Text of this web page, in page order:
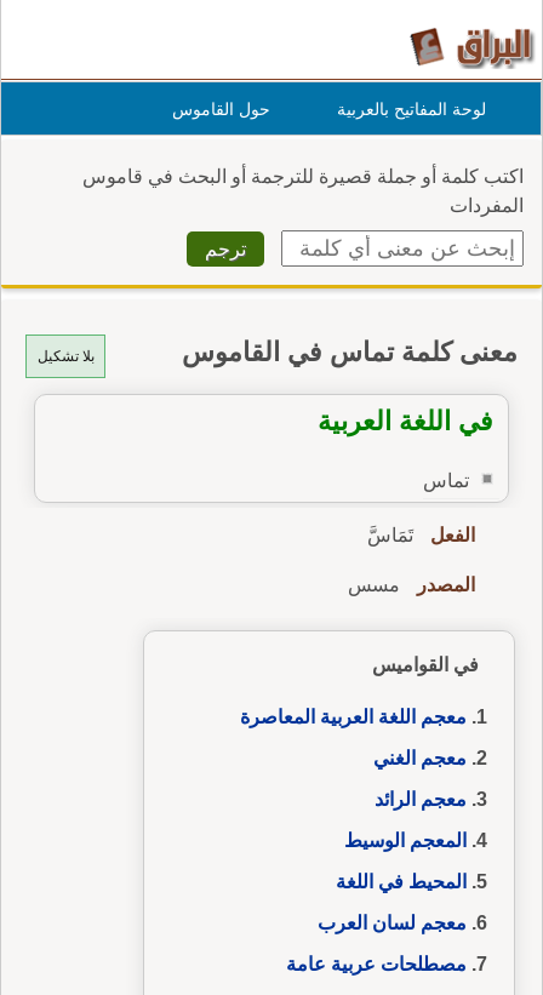
لوحة المفاتيح بالعربية حول القاموس
اكتب كلمة أو جملة قصيرة للترجمة أو البحث في قاموس
المفردات
بلا تشكيل معنى كلمة تماس في القاموس
في اللغة العربية
تماس
الفعل تَمَاسَّ
المصدر مسس
في القواميس
معجم اللغة العربية المعاصرة
معجم الغني
معجم الرائد
المعجم الوسيط
المحيط في اللغة
معجم لسان العرب
مصطلحات عربية عامة